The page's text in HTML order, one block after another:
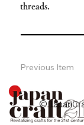
threads.
Previous Item
©